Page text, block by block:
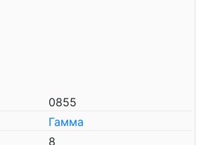
0855
Гамма
8